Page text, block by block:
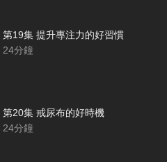
第19集 提升專注力的好習慣
24分鐘
第20集 戒尿布的好時機
24分鐘